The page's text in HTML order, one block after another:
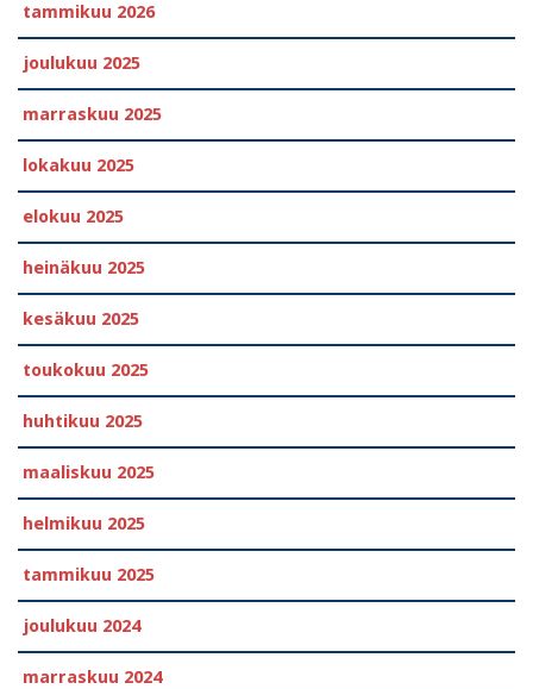
tammikuu 2026
joulukuu 2025
marraskuu 2025
lokakuu 2025
elokuu 2025
heinäkuu 2025
kesäkuu 2025
toukokuu 2025
huhtikuu 2025
maaliskuu 2025
helmikuu 2025
tammikuu 2025
joulukuu 2024
marraskuu 2024